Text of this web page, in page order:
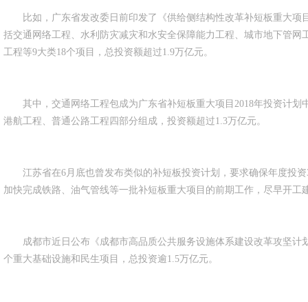
比如，广东省发改委日前印发了《供给侧结构性改革补短板重大项
括交通网络工程、水利防灾减灾和水安全保障能力工程、城市地下管网
工程等9大类18个项目，总投资额超过1.9万亿元。
其中，交通网络工程包成为广东省补短板重大项目2018年投资计划
港航工程、普通公路工程四部分组成，投资额超过1.3万亿元。
江苏省在6月底也曾发布类似的补短板投资计划，要求确保年度投资
加快完成铁路、油气管线等一批补短板重大项目的前期工作，尽早开工
成都市近日公布《成都市高品质公共服务设施体系建设改革攻坚计
个重大基础设施和民生项目，总投资逾1.5万亿元。